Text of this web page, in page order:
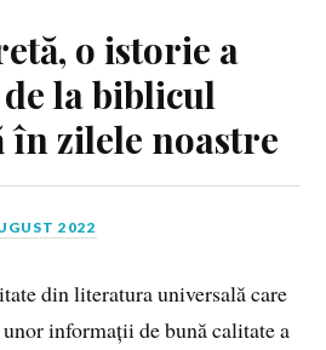
o istorie a
la biblicul
în zilele noastre
2022
din literatura universală care
informații de bună calitate a